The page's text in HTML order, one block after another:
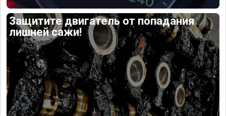
Защитите двигатель от попадания
лишней сажи!